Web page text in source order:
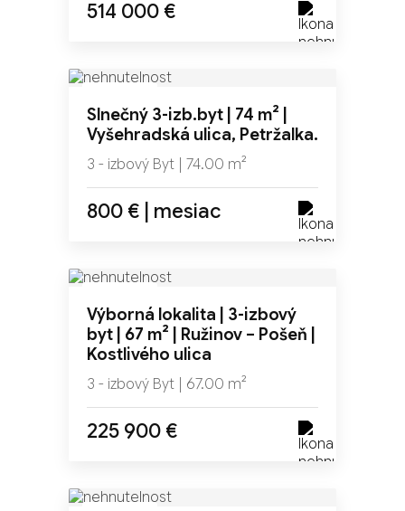
514 000 €
Slnečný 3-izb.byt | 74 m² |
Vyšehradská ulica, Petržalka.
3 - izbový Byt | 74.00 m²
800 € | mesiac
TOP
Výborná lokalita | 3-izbový
byt | 67 m² | Ružinov – Pošeň |
Kostlivého ulica
3 - izbový Byt | 67.00 m²
225 900 €